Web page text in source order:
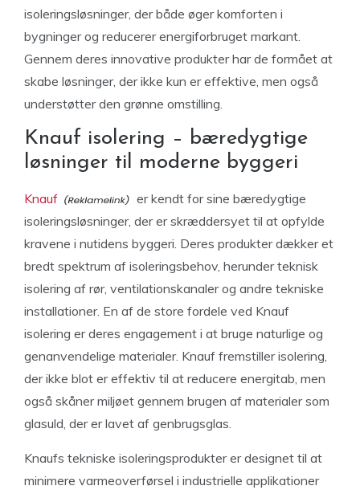
isoleringsløsninger, der både øger komforten i
bygninger og reducerer energiforbruget markant.
Gennem deres innovative produkter har de formået at
skabe løsninger, der ikke kun er effektive, men også
understøtter den grønne omstilling.
Knauf isolering – bæredygtige
løsninger til moderne byggeri
Knauf
er kendt for sine bæredygtige
isoleringsløsninger, der er skræddersyet til at opfylde
kravene i nutidens byggeri. Deres produkter dækker et
bredt spektrum af isoleringsbehov, herunder teknisk
isolering af rør, ventilationskanaler og andre tekniske
installationer. En af de store fordele ved Knauf
isolering er deres engagement i at bruge naturlige og
genanvendelige materialer. Knauf fremstiller isolering,
der ikke blot er effektiv til at reducere energitab, men
også skåner miljøet gennem brugen af materialer som
glasuld, der er lavet af genbrugsglas.
Knaufs tekniske isoleringsprodukter er designet til at
minimere varmeoverførsel i industrielle applikationer